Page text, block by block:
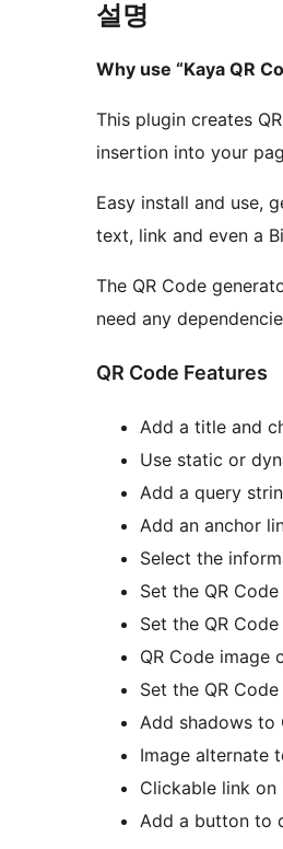
설명
Why use “Kaya QR
This plugin creates
insertion into your
Easy install and use,
text, link and even a
The QR Code
need any
QR Code Features
Add a title and
Use static or
Add a query
Add an anchor
Select the
Set the QR
Set the QR
QR Code image
Set the QR
Add shadows to
Image alternate
Clickable link on
Add a button to